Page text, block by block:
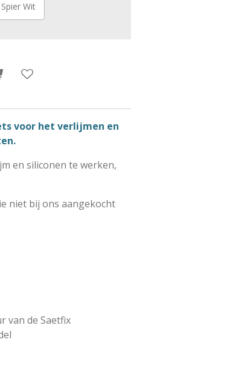
Spier Wit
voor het verlijmen en
en siliconen te werken,
niet bij ons aangekocht
van de Saetfix